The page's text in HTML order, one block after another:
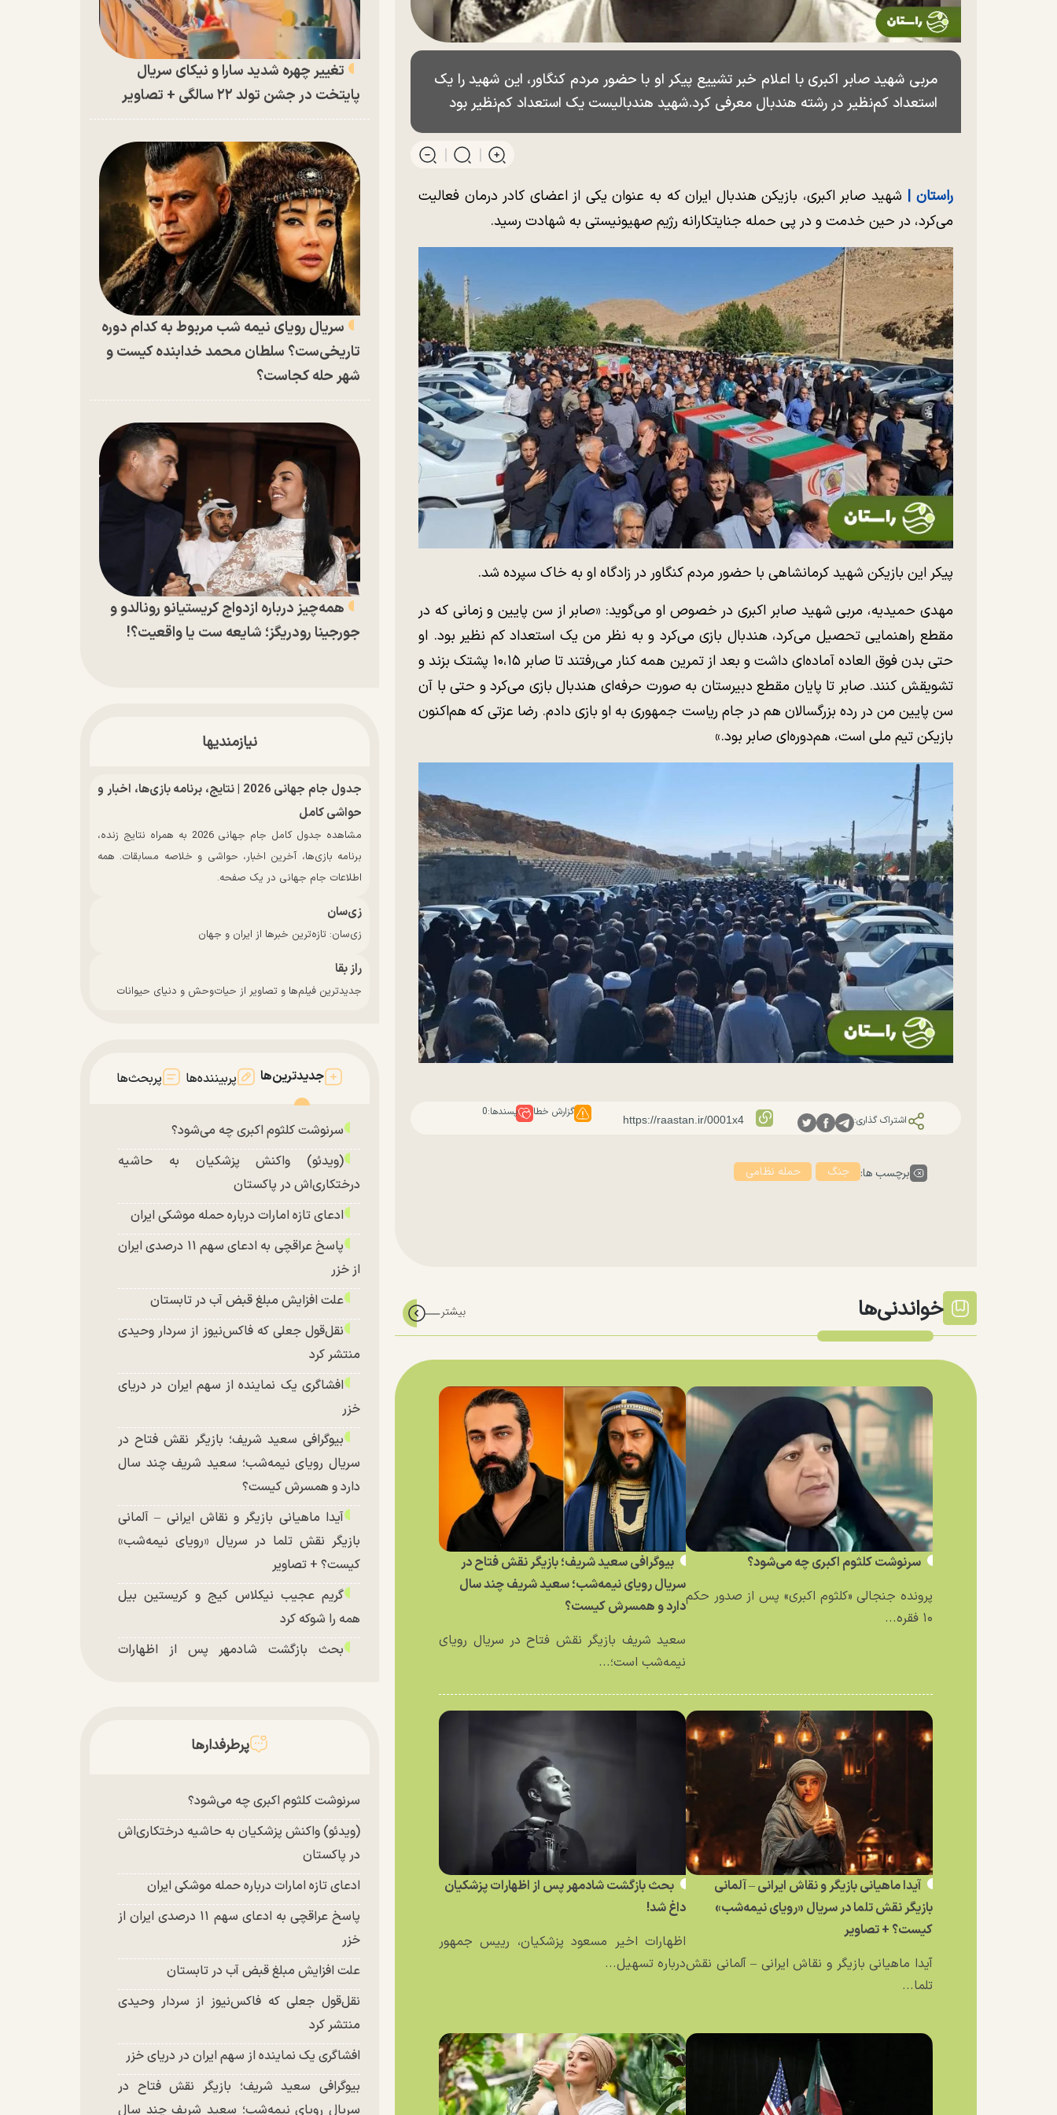
مربی شهید صابر اکبری با اعلام خبر تشییع پیکر او‌ با حضور مردم کنگاور، این شهید را یک
استعداد کم‌نظیر در رشته هندبال معرفی کرد.شهید هندبالیست یک استعداد کم‌نظیر بود
راستان | شهید‌ صابر اکبری، بازیکن هندبال ایران که به عنوان یکی از اعضای کادر درمان فعالیت
می‌کرد، در حین خدمت و‌ در پی‌ حمله جنایتکارانه رژیم صهیونیستی به شهادت رسید.
پیکر‌ این بازیکن شهید کرمانشاهی با حضور مردم کنگاور در زادگاه او‌ به خاک سپرده شد.
مهدی حمیدیه، مربی شهید صابر اکبری در خصوص او می‌گوید: «صابر از سن پایین و زمانی که در
مقطع راهنمایی تحصیل می‌کرد، هندبال بازی می‌کرد و‌ به نظر من یک استعداد کم نظیر بود. او
حتی بدن فوق العاده آماده‌ای داشت و بعد از تمرین همه کنار می‌رفتند تا صابر ۱۰،۱۵ پشتک بزند و
تشویقش کنند. صابر تا پایان مقطع دبیرستان به صورت حرفه‌ای هندبال بازی می‌کرد و حتی با آن
سن پایین من در رده بزرگسالان هم‌ در جام ریاست جمهوری به او بازی دادم. رضا عزتی که هم‌اکنون
بازیکن تیم ملی است، هم‌دوره‌ای صابر بود.»
اشتراک گذاری:
گزارش خطا پسندها:0
برچسب ها: جنگ حمله نظامی
خواندنی‌ها
سرنوشت کلثوم اکبری چه می‌شود؟
پرونده جنجالی «کلثوم اکبری» پس از صدور حکم
۱۰ فقره...
بیوگرافی سعید شریف؛ بازیگر نقش فتاح در
سریال رویای نیمه‌شب؛ سعید شریف چند سال
دارد و همسرش کیست؟
سعید شریف بازیگر نقش فتاح در سریال رویای
نیمه‌شب است؛...
آیدا ماهیانی بازیگر و نقاش ایرانی – آلمانی
بازیگر نقش تلما در سریال «رویای نیمه‌شب»
کیست؟ + تصاویر
آیدا ماهیانی بازیگر و نقاش ایرانی – آلمانی نقش
تلما...
بحث بازگشت شادمهر پس از اظهارات پزشکیان
داغ شد!
اظهارات اخیر مسعود پزشکیان، رییس جمهور
درباره تسهیل...
تغییر چهره شدید سارا و نیکای سریال
پایتخت در جشن تولد ۲۲ سالگی + تصاویر
سریال رویای نیمه شب مربوط به کدام دوره
تاریخی‌ست؟ سلطان محمد خدابنده کیست و
شهر حله کجاست؟
همه‌چیز درباره ازدواج کریستیانو رونالدو و
جورجینا رودریگز؛ شایعه ست یا واقعیت؟!
نیازمندیها
جدول جام جهانی 2026 | نتایج، برنامه بازی‌ها، اخبار و
حواشی کامل
مشاهده جدول کامل جام جهانی 2026 به همراه نتایج زنده،
برنامه بازی‌ها، آخرین اخبار، حواشی و خلاصه مسابقات. همه
اطلاعات جام جهانی در یک صفحه.
زی‌سان
زی‌سان: تازه‌ترین خبرها از ایران و جهان
راز بقا
جدیدترین فیلم‌ها و تصاویر از حیات‌وحش و دنیای حیوانات
جدیدترین‌ها پربیننده‌ها پربحث‌ها
سرنوشت کلثوم اکبری چه می‌شود؟
(ویدئو) واکنش پزشکیان به حاشیه
درختکاری‌اش در پاکستان
ادعای تازه امارات درباره حمله موشکی ایران
پاسخ عراقچی به ادعای سهم ۱۱ درصدی ایران
از خزر
علت افزایش مبلغ قبض آب در تابستان
نقل‌قول جعلی که فاکس‌نیوز از سردار وحیدی
منتشر کرد
افشاگری یک نماینده از سهم ایران در دریای
خزر
بیوگرافی سعید شریف؛ بازیگر نقش فتاح در
سریال رویای نیمه‌شب؛ سعید شریف چند سال
دارد و همسرش کیست؟
آیدا ماهیانی بازیگر و نقاش ایرانی – آلمانی
بازیگر نقش تلما در سریال «رویای نیمه‌شب»
کیست؟ + تصاویر
گریم عجیب نیکلاس کیج و کریستین بیل
همه را شوکه کرد
بحث بازگشت شادمهر پس از اظهارات
توافق با آمریکا در انتظار تایید نهایی شعام؟
منتشر شد
پرطرفدارها
سرنوشت کلثوم اکبری چه می‌شود؟
(ویدئو) واکنش پزشکیان به حاشیه درختکاری‌اش
در پاکستان
ادعای تازه امارات درباره حمله موشکی ایران
پاسخ عراقچی به ادعای سهم ۱۱ درصدی ایران از
خزر
علت افزایش مبلغ قبض آب در تابستان
نقل‌قول جعلی که فاکس‌نیوز از سردار وحیدی
منتشر کرد
افشاگری یک نماینده از سهم ایران در دریای خزر
بیوگرافی سعید شریف؛ بازیگر نقش فتاح در
سریال رویای نیمه‌شب؛ سعید شریف چند سال